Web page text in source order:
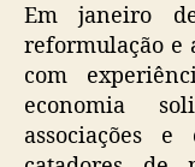
Em janeiro
reformulação e
com
economia
associações